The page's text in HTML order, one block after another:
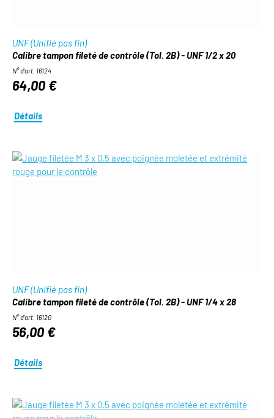
UNF (Unifié pas fin)
Calibre tampon fileté de contrôle (Tol. 2B) - UNF 1/2 x 20
N° d'art. 16124
64,00 €
Détails
UNF (Unifié pas fin)
Calibre tampon fileté de contrôle (Tol. 2B) - UNF 1/4 x 28
N° d'art. 16120
56,00 €
Détails